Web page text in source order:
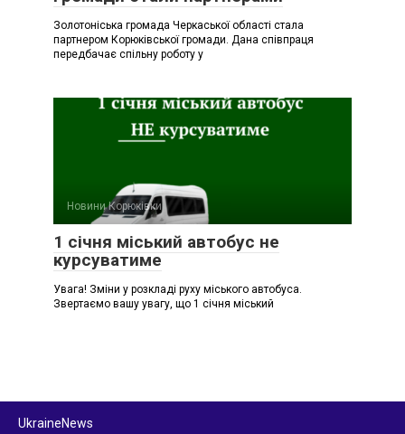
Золотоніська громада Черкаської області стала
партнером Корюківської громади. Дана співпраця
передбачає спільну роботу у
Новини Корюківки
1 січня міський автобус не
курсуватиме
Увага! Зміни у розкладі руху міського автобуса.
Звертаємо вашу увагу, що 1 січня міський
UkraineNews